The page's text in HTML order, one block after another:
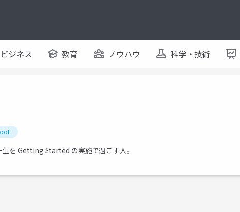
ビジネス 教育 ノウハウ 科学・技術
を Getting Started の実施で過ごす人。